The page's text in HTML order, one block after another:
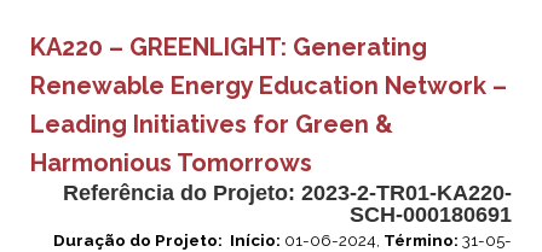
KA220 – GREENLIGHT: Generating
Renewable Energy Education Network –
Leading Initiatives for Green &
Harmonious Tomorrows
Referência do Projeto: 2023-2-TR01-KA220-
SCH-000180691
Duração do Projeto: Início: 01-06-2024, Término: 31-05-